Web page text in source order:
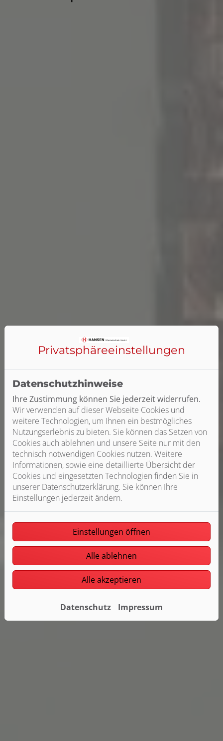
Privatsphäre­einstellungen
Datenschutzhinweise
Ihre Zustimmung können Sie jederzeit widerrufen.
Wir verwenden auf dieser Webseite Cookies und
weitere Technologien, um Ihnen ein bestmögliches
Nutzungserlebnis zu bieten. Sie können das Setzen von
Cookies auch ablehnen und unsere Seite nur mit den
technisch notwendigen Cookies nutzen. Weitere
Informationen, sowie eine detaillierte Übersicht der
Cookies und eingesetzten Technologien finden Sie in
unserer Datenschutzerklärung. Sie können Ihre
Einstellungen jederzeit ändern.
Einstellungen öffnen
Alle ablehnen
Alle akzeptieren
Datenschutz Impressum